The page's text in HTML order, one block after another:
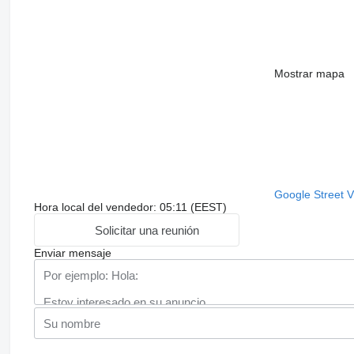
Mostrar mapa
Google Street
Hora local del vendedor: 05:11 (EEST)
Solicitar una reunión
Enviar mensaje